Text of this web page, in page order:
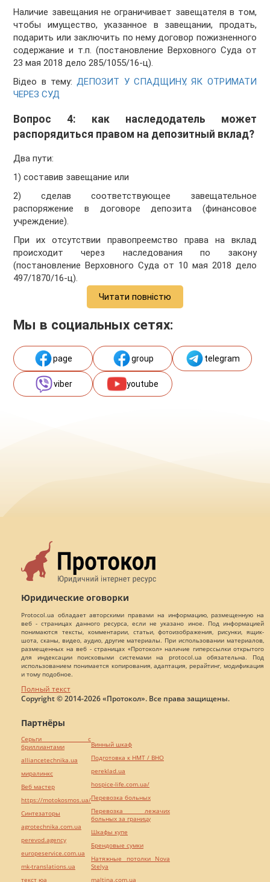
Наличие завещания не ограничивает завещателя в том,
чтобы имущество, указанное в завещании, продать,
подарить или заключить по нему договор пожизненного
содержание и т.п. (постановление Верховного Суда от
23 мая 2018 дело 285/1055/16-ц).
Відео в тему:ДЕПОЗИТ У СПАДЩИНУ, ЯК ОТРИМАТИ
ЧЕРЕЗ СУД
Вопрос 4: как наследодатель может
распорядиться правом на депозитный вклад?
Два пути:
1) составив завещание или
2) сделав соответствующее завещательное
распоряжение в договоре депозита (финансовое
учреждение).
При их отсутствии правопреемство права на вклад
происходит через наследования по закону
(постановление Верховного Суда от 10 мая 2018 дело
497/1870/16-ц).
Читати повністю
Мы в социальных сетях:
page group telegram
viber youtube
Юридические оговорки
Protocol.ua обладает авторскими правами на информацию, размещенную на
веб - страницах данного ресурса, если не указано иное. Под информацией
понимаются тексты, комментарии, статьи, фотоизображения, рисунки, ящик-
шота, сканы, видео, аудио, другие материалы. При использовании материалов,
размещенных на веб - страницах «Протокол» наличие гиперссылки открытого
для индексации поисковыми системами на protocol.ua обязательна. Под
использованием понимается копирования, адаптация, рерайтинг, модификация
и тому подобное.
Полный текст
Copyright © 2014-2026 «Протокол». Все права защищены.
Партнёры
Серьги с
бриллиантами
alliancetechnika.ua
миралинкс
Веб мастер
https://motokosmos.ua/
Синтезаторы
agrotechnika.com.ua
perevod.agency
europeservice.com.ua
mk-translations.ua
текст юа
Винный шкаф
Подготовка к НМТ / ВНО
pereklad.ua
hospice-life.com.ua/
Перевозка больных
Перевозка лежачих
больных за границу
Шкафы купе
Брендовые сумки
Натяжные потолки Nova
Stelya
maltina.com.ua